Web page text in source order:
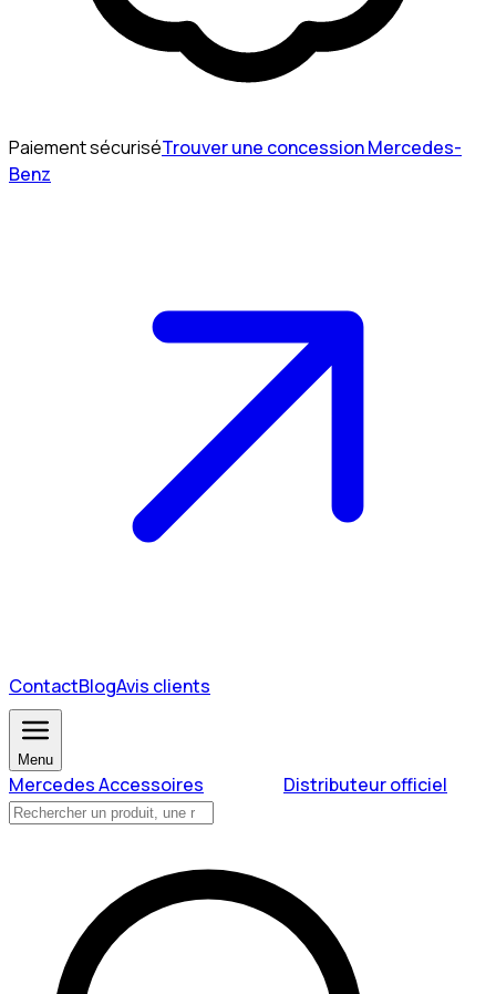
Paiement sécuriséTrouver une concession Mercedes-
Benz
ContactBlogAvis clients
Menu
Mercedes Accessoires Distributeur officiel